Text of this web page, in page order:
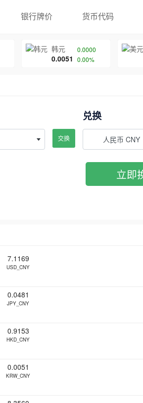
银行牌价 货币代码
韩元
0.0051
0.0000
0.00%
交换
兑换
人民币 CNY
立即
7.1169
USD_CNY
0.0481
JPY_CNY
0.9153
HKD_CNY
0.0051
KRW_CNY